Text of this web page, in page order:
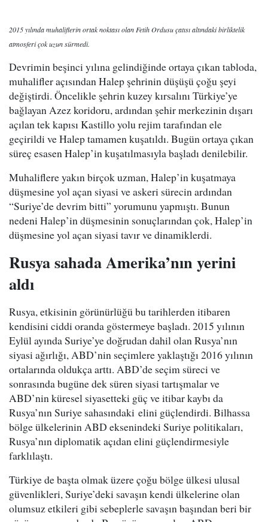
2015 yılında muhaliflerin ortak noktası olan Fetih Ordusu çatısı altındaki birliktelik
atmosferi çok uzun sürmedi.
Devrimin beşinci yılına gelindiğinde ortaya çıkan tabloda,
muhalifler açısından Halep şehrinin düşüşü çoğu şeyi
değiştirdi. Öncelikle şehrin kuzey kırsalını Türkiye’ye
bağlayan Azez koridoru, ardından şehir merkezinin dışarı
açılan tek kapısı Kastillo yolu rejim tarafından ele
geçirildi ve Halep tamamen kuşatıldı. Bugün ortaya çıkan
süreç esasen Halep’in kuşatılmasıyla başladı denilebilir.
Muhaliflere yakın birçok uzman, Halep’in kuşatmaya
düşmesine yol açan siyasi ve askeri sürecin ardından
“Suriye’de devrim bitti” yorumunu yapmıştı. Bunun
nedeni Halep’in düşmesinin sonuçlarından çok, Halep’in
düşmesine yol açan siyasi tavır ve dinamiklerdi.
Rusya sahada Amerika’nın yerini
aldı
Rusya, etkisinin görünürlüğü bu tarihlerden itibaren
kendisini ciddi oranda göstermeye başladı. 2015 yılının
Eylül ayında Suriye’ye doğrudan dahil olan Rusya’nın
siyasi ağırlığı, ABD’nin seçimlere yaklaştığı 2016 yılının
ortalarında oldukça arttı. ABD’de seçim süreci ve
sonrasında bugüne dek süren siyasi tartışmalar ve
ABD’nin küresel siyasetteki güç ve itibar kaybı da
Rusya’nın Suriye sahasındaki elini güçlendirdi. Bilhassa
bölge ülkelerinin ABD eksenindeki Suriye politikaları,
Rusya’nın diplomatik açıdan elini güçlendirmesiyle
farklılaştı.
Türkiye de başta olmak üzere çoğu bölge ülkesi ulusal
güvenlikleri, Suriye’deki savaşın kendi ülkelerine olan
olumsuz etkileri gibi sebeplerle savaşın başından beri bir